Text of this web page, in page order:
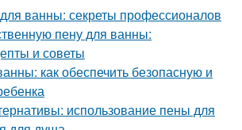
ванны: секреты профессионалов
пену для ванны:
и советы
как обеспечить безопасную и
использование пены для